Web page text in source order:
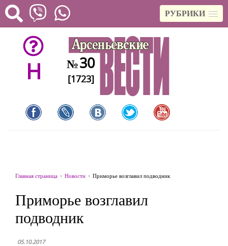
РУБРИКИ
H №30
[1723]
Главная страница Новости Приморье возглавил подводник
Приморье возглавил
подводник
05.10.2017